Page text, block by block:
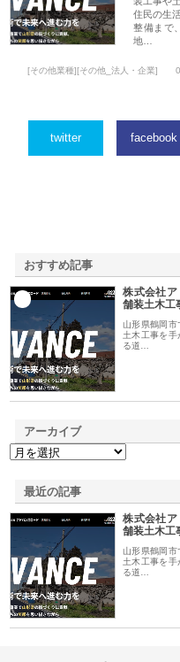
住民の生
整備まで
地…
[その他業種][その他_法人・企業]
twitter facebook
おすすめ記事
株式会社
舗装土木工
山形県鶴岡市
土木工事を手
る道…
アーカイブ
最近の記事
株式会社
舗装土木工
山形県鶴岡市
土木工事を手
る道…